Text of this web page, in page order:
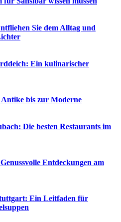
Sie dem Alltag und
Ein kulinarischer
bis zur Moderne
Die besten Restaurants im
Entdeckungen am
Ein Leitfaden für